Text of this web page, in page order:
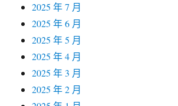
2025 年 7 月
2025 年 6 月
2025 年 5 月
2025 年 4 月
2025 年 3 月
2025 年 2 月